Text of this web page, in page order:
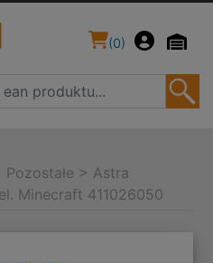
(0)
Pozostałe > Astra
Minecraft 411026050